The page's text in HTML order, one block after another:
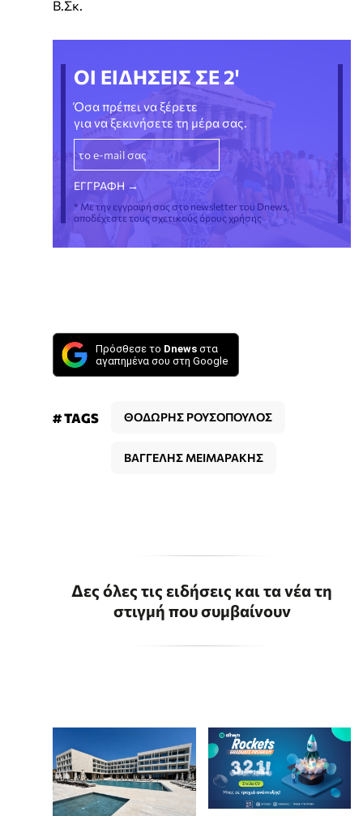
Β.Σκ.
ΟΙ ΕΙΔΗΣΕΙΣ ΣΕ 2'
Όσα πρέπει να ξέρετε
για να ξεκινήσετε τη μέρα σας.
* Με την εγγραφή σας στο newsletter του Dnews,
αποδέχεστε τους σχετικούς όρους χρήσης
Πρόσθεσε το Dnews στα
αγαπημένα σου στη Google
# TAGS ΘΟΔΩΡΗΣ ΡΟΥΣΟΠΟΥΛΟΣ
ΒΑΓΓΕΛΗΣ ΜΕΙΜΑΡΑΚΗΣ
Δες όλες τις ειδήσεις και τα νέα τη
στιγμή που συμβαίνουν